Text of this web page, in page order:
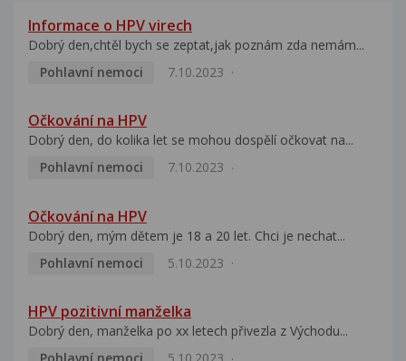
Informace o HPV virech
Dobrý den,chtěl bych se zeptat,jak poznám zda nemám...
Pohlavní nemoci
7.10.2023
Očkování na HPV
Dobrý den, do kolika let se mohou dospělí očkovat na...
Pohlavní nemoci
7.10.2023
Očkování na HPV
Dobrý den, mým dětem je 18 a 20 let. Chci je nechat...
Pohlavní nemoci
5.10.2023
HPV pozitivní manželka
Dobrý den, manželka po xx letech přivezla z Východu...